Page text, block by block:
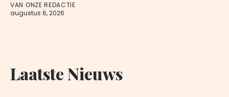
VAN ONZE REDACTIE
augustus 6, 2026
Laatste Nieuws